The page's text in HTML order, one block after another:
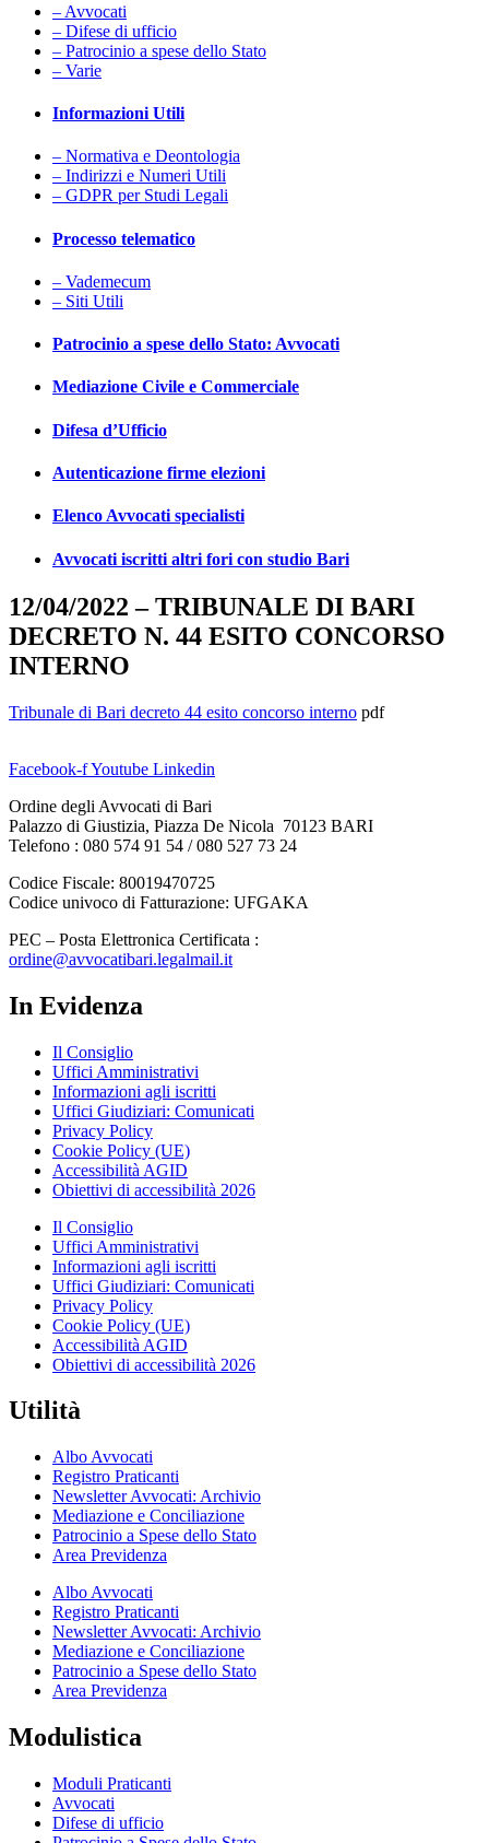
– Avvocati
– Difese di ufficio
– Patrocinio a spese dello Stato
– Varie
Informazioni Utili
– Normativa e Deontologia
– Indirizzi e Numeri Utili
– GDPR per Studi Legali
Processo telematico
– Vademecum
– Siti Utili
Patrocinio a spese dello Stato: Avvocati
Mediazione Civile e Commerciale
Difesa d’Ufficio
Autenticazione firme elezioni
Elenco Avvocati specialisti
Avvocati iscritti altri fori con studio Bari
12/04/2022 – TRIBUNALE DI BARI
DECRETO N. 44 ESITO CONCORSO
INTERNO
Tribunale di Bari decreto 44 esito concorso interno pdf
Facebook-fYoutube Linkedin
Ordine degli Avvocati di Bari
Palazzo di Giustizia, Piazza De Nicola 70123 BARI
Telefono : 080 574 91 54 / 080 527 73 24
Codice Fiscale: 80019470725
Codice univoco di Fatturazione: UFGAKA
PEC – Posta Elettronica Certificata :
ordine@avvocatibari.legalmail.it
In Evidenza
Il Consiglio
Uffici Amministrativi
Informazioni agli iscritti
Uffici Giudiziari: Comunicati
Privacy Policy
Cookie Policy (UE)
Accessibilità AGID
Obiettivi di accessibilità 2026
Il Consiglio
Uffici Amministrativi
Informazioni agli iscritti
Uffici Giudiziari: Comunicati
Privacy Policy
Cookie Policy (UE)
Accessibilità AGID
Obiettivi di accessibilità 2026
Utilità
Albo Avvocati
Registro Praticanti
Newsletter Avvocati: Archivio
Mediazione e Conciliazione
Patrocinio a Spese dello Stato
Area Previdenza
Albo Avvocati
Registro Praticanti
Newsletter Avvocati: Archivio
Mediazione e Conciliazione
Patrocinio a Spese dello Stato
Area Previdenza
Modulistica
Moduli Praticanti
Avvocati
Difese di ufficio